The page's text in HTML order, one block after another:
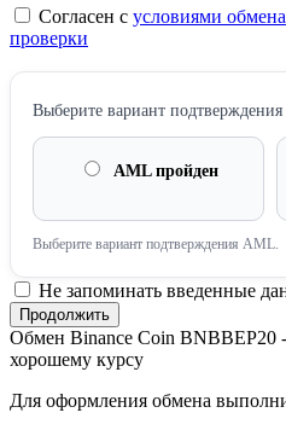
Согласен с условиями обмена
проверки
Выберите вариант
AML пройден
Выберите вариант подтверждения AML.
Не запоминать введенные
Обмен Binance Coin BNBBEP20
хорошему курсу
Для оформления обмена